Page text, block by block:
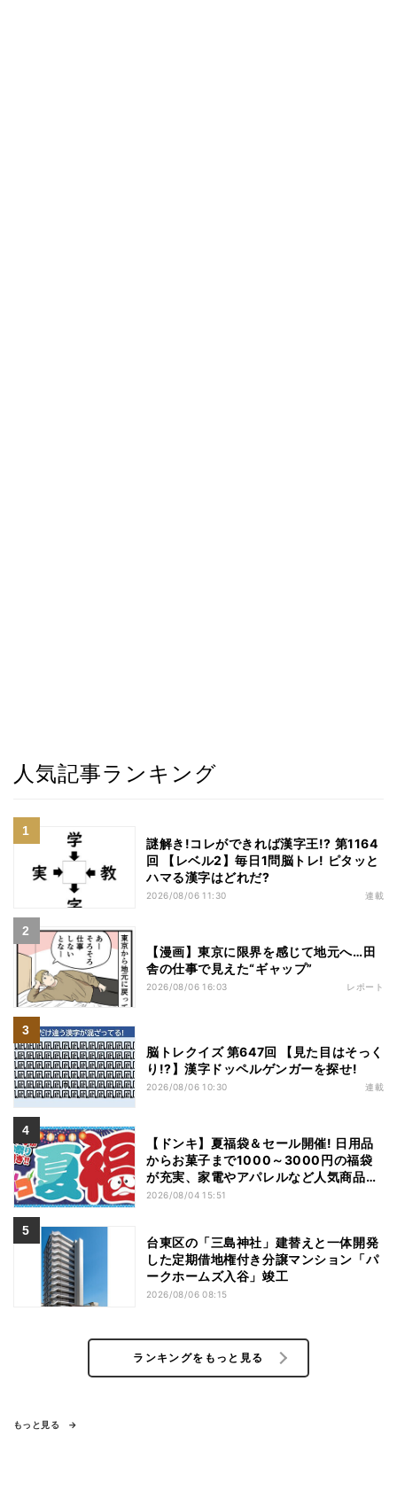
人気記事ランキング
謎解き!コレができれば漢字王!? 第1164
回 【レベル2】毎日1問脳トレ! ピタッと
ハマる漢字はどれだ?
2026/08/06 11:30 連載
【漫画】東京に限界を感じて地元へ…田
舎の仕事で見えた“ギャップ”
2026/08/06 16:03 レポート
脳トレクイズ 第647回 【見た目はそっく
り!?】漢字ドッペルゲンガーを探せ!
2026/08/06 10:30 連載
【ドンキ】夏福袋＆セール開催! 日用品
からお菓子まで1000～3000円の福袋
が充実、家電やアパレルなど人気商品も
特価
2026/08/04 15:51
台東区の「三島神社」建替えと一体開発
した定期借地権付き分譲マンション「パ
ークホームズ入谷」竣工
2026/08/06 08:15
ランキングをもっと見る
もっと見る